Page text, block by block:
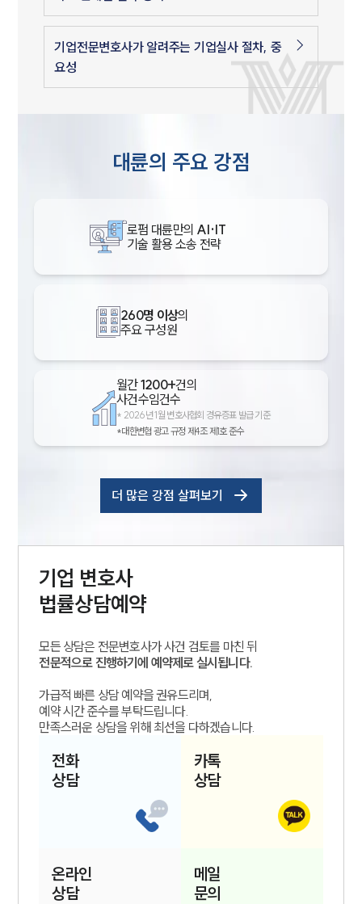
기업전문변호사가 알려주는 기업실사 절차, 중
요성
대륜의 주요 강점
로펌 대륜만의 AI·IT
기술 활용 소송 전략
260명 이상의
주요 구성원
월간1200+건의
사건수임건수
* 2026년 1월 변호사협회 경유증표 발급 기준
*대한변협 광고 규정 제4조 제1호 준수
더 많은 강점 살펴보기
기업 변호사
법률상담예약
모든 상담은 전문변호사가 사건 검토를 마친 뒤
전문적으로 진행하기에 예약제로 실시됩니다.
가급적 빠른 상담 예약을 권유드리며,
예약 시간 준수를 부탁드립니다.
만족스러운 상담을 위해 최선을 다하겠습니다.
전화
상담
카톡
상담
온라인
상담
메일
문의